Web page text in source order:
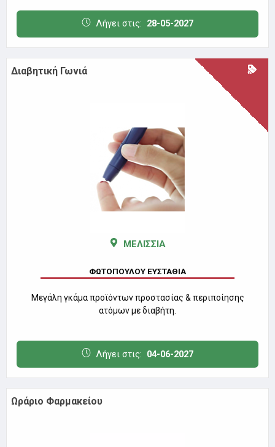
Λήγει στις: 28-05-2027
Διαβητική Γωνιά
ΜΕΛΙΣΣΙΑ
ΦΩΤΟΠΟΥΛΟΥ ΕΥΣΤΑΘΙΑ
Μεγάλη γκάμα προϊόντων προστασίας & περιποίησης
ατόμων με διαβήτη.
Λήγει στις: 04-06-2027
Ωράριο Φαρμακείου